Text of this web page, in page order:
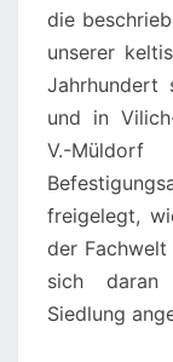
die
unserer
Jahrhundert
und in
V.-
freigelegt,
der
sich daran
Siedlung